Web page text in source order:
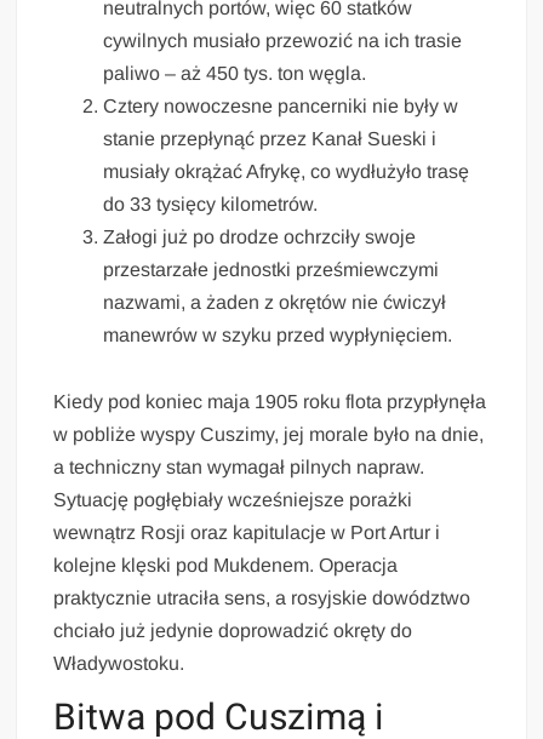
neutralnych portów, więc 60 statków
cywilnych musiało przewozić na ich trasie
paliwo – aż 450 tys. ton węgla.
Cztery nowoczesne pancerniki nie były w
stanie przepłynąć przez Kanał Sueski i
musiały okrążać Afrykę, co wydłużyło trasę
do 33 tysięcy kilometrów.
Załogi już po drodze ochrzciły swoje
przestarzałe jednostki prześmiewczymi
nazwami, a żaden z okrętów nie ćwiczył
manewrów w szyku przed wypłynięciem.
Kiedy pod koniec maja 1905 roku flota przypłynęła
w pobliże wyspy Cuszimy, jej morale było na dnie,
a techniczny stan wymagał pilnych napraw.
Sytuację pogłębiały wcześniejsze porażki
wewnątrz Rosji oraz kapitulacje w Port Artur i
kolejne klęski pod Mukdenem. Operacja
praktycznie utraciła sens, a rosyjskie dowództwo
chciało już jedynie doprowadzić okręty do
Władywostoku.
Bitwa pod Cuszimą i